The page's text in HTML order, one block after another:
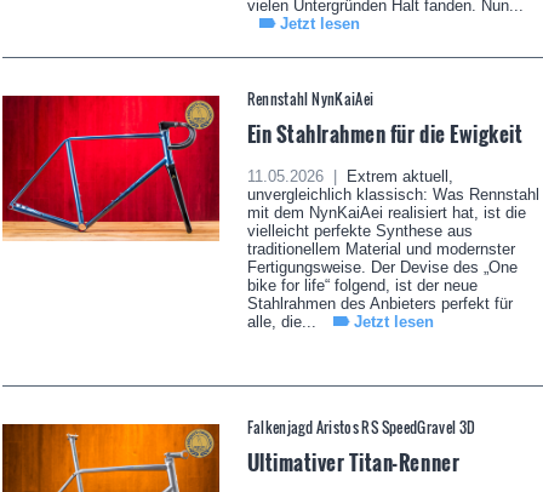
vielen Untergründen Halt fanden. Nun...
Jetzt lesen
Rennstahl NynKaiAei
Ein Stahlrahmen für die Ewigkeit
11.05.2026 |
Extrem aktuell,
unvergleichlich klassisch: Was Rennstahl
mit dem NynKaiAei realisiert hat, ist die
vielleicht perfekte Synthese aus
traditionellem Material und modernster
Fertigungsweise. Der Devise des „One
bike for life“ folgend, ist der neue
Stahlrahmen des Anbieters perfekt für
alle, die...
Jetzt lesen
Falkenjagd Aristos RS SpeedGravel 3D
Ultimativer Titan-Renner